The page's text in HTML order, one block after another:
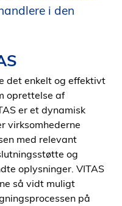
i den
det enkelt og effektivt
oprettelse af
er et dynamisk
virksomhederne
med relevant
og
oplysninger. VITAS
så vidt muligt
på